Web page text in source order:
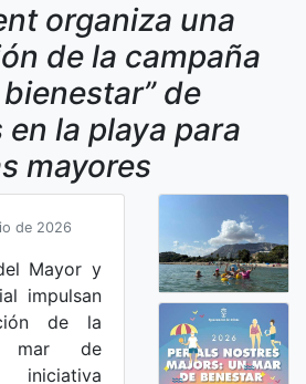
organiza una
de la campaña
de
la playa para
mayores
de 2026
Mayor y
impulsan
de la
mar de
iniciativa